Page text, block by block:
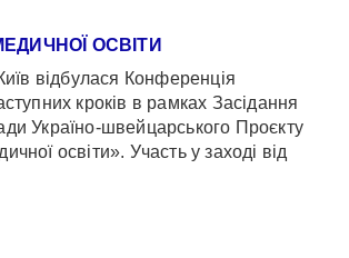
ОСВІТИ
відбулася Конференція
кроків в рамках Засідання
Україно-швейцарського Проєкту
освіти». Участь у заході від